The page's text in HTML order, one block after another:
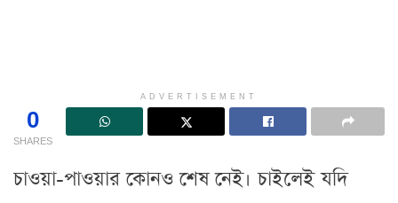
ADVERTISEMENT
0
SHARES
চাওয়া-পাওয়ার কোনও শেষ নেই। চাইলেই যদি